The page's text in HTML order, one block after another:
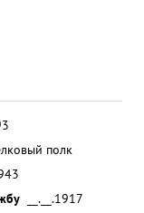
полк
__.__.1917